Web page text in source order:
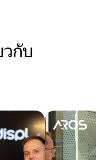
กับ